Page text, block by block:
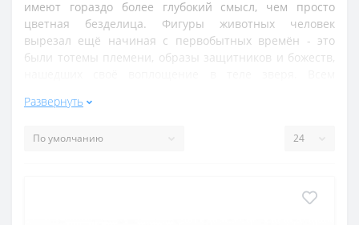
имеют гораздо более глубокий смысл, чем просто
цветная безделица. Фигуры животных человек
вырезал ещё начиная с первобытных времён - это
были тотемы племени, образы защитников и божеств,
многие сюжеты которой посвящены животным.
из поделочного самоцветного камня и бронзы - не
имеющий свойство накапливать энергию и
направлять её в другое русло, станет надёжным
Развернуть